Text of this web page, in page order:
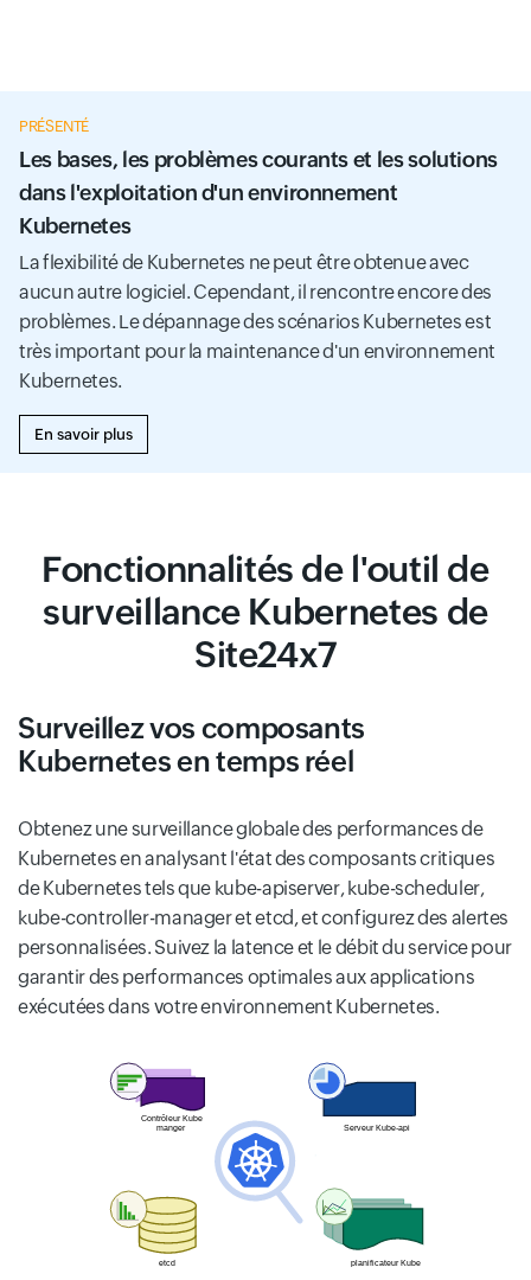
PRÉSENTÉ
Les bases, les problèmes courants et les solutions
dans l'exploitation d'un environnement
Kubernetes
La flexibilité de Kubernetes ne peut être obtenue avec
aucun autre logiciel. Cependant, il rencontre encore des
problèmes. Le dépannage des scénarios Kubernetes est
très important pour la maintenance d'un environnement
Kubernetes.
En savoir plus
Fonctionnalités de l'outil de
surveillance Kubernetes de
Site24x7
Surveillez vos composants
Kubernetes en temps réel
Obtenez une surveillance globale des performances de
Kubernetes en analysant l'état des composants critiques
de Kubernetes tels que kube-apiserver, kube-scheduler,
kube-controller-manager et etcd, et configurez des alertes
personnalisées. Suivez la latence et le débit du service pour
garantir des performances optimales aux applications
exécutées dans votre environnement Kubernetes.